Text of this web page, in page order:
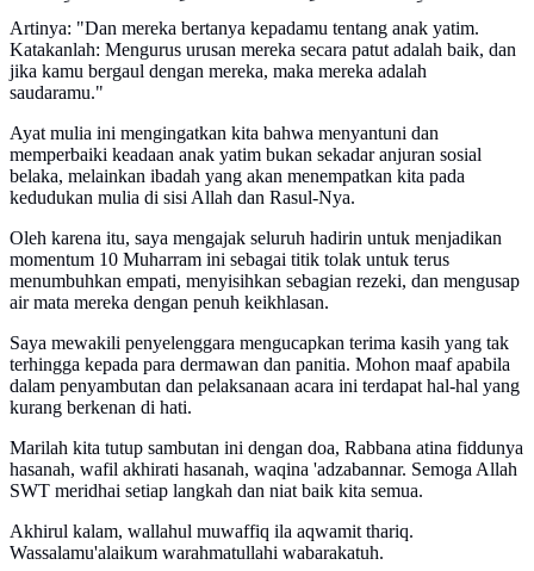
Artinya: "Dan mereka bertanya kepadamu tentang anak yatim.
Katakanlah: Mengurus urusan mereka secara patut adalah baik, dan
jika kamu bergaul dengan mereka, maka mereka adalah
saudaramu."
Ayat mulia ini mengingatkan kita bahwa menyantuni dan
memperbaiki keadaan anak yatim bukan sekadar anjuran sosial
belaka, melainkan ibadah yang akan menempatkan kita pada
kedudukan mulia di sisi Allah dan Rasul-Nya.
Oleh karena itu, saya mengajak seluruh hadirin untuk menjadikan
momentum 10 Muharram ini sebagai titik tolak untuk terus
menumbuhkan empati, menyisihkan sebagian rezeki, dan mengusap
air mata mereka dengan penuh keikhlasan.
Saya mewakili penyelenggara mengucapkan terima kasih yang tak
terhingga kepada para dermawan dan panitia. Mohon maaf apabila
dalam penyambutan dan pelaksanaan acara ini terdapat hal-hal yang
kurang berkenan di hati.
Marilah kita tutup sambutan ini dengan doa, Rabbana atina fiddunya
hasanah, wafil akhirati hasanah, waqina 'adzabannar. Semoga Allah
SWT meridhai setiap langkah dan niat baik kita semua.
Akhirul kalam, wallahul muwaffiq ila aqwamit thariq.
Wassalamu'alaikum warahmatullahi wabarakatuh.